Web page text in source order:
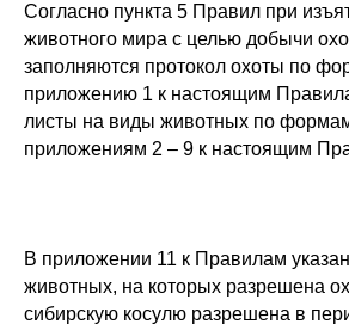
Согласно пункта 5 Правил при
животного мира с целью добычи
заполняются протокол охоты по
приложению 1 к настоящим
листы на виды животных по
приложениям 2 – 9 к настоящим
В приложении 11 к Правилам
животных, на которых разрешена
сибирскую косулю разрешена в